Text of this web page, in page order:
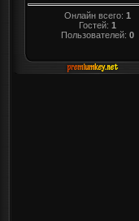
Онлайн всего: 1
Гостей: 1
Пользователей: 0